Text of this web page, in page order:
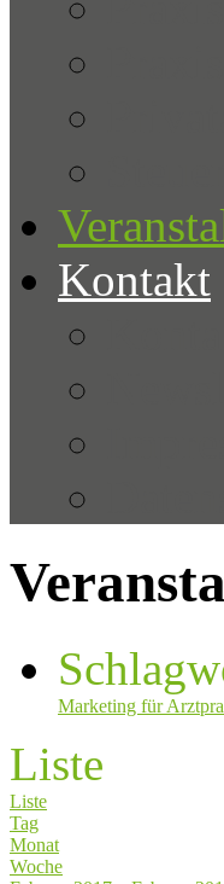
Kontakt
Marketing für
Liste
Liste
Tag
Monat
Woche